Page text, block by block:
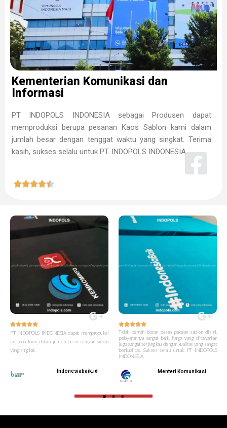
Kementerian Komunikasi dan
Informasi
PT INDOPOLS INDONESIA sebagai Produsen dapat
memproduksi berupa pesanan Kaos Sablon kami dalam
jumlah besar dengan tenggat waktu yang singkat. Terima
kasih, sukses selalu untuk PT. INDOPOLS INDONESIA


PT INDOPOLS INDONESIA dapat memproduksi
pesanan kami dalam jumlah besar dengan waktu
yang singkat.
Indonesiabaik.id

Tidak pernah bosan pesan pakaian sablon disini,
pelayanannya sangat baik, harga yang ditawarkan
juga sangat terjangkau dengan kualitas yang sangat
berkualitas. Sukses selalu untuk PT INDOPOLS
INDONESIA
Menteri Komunikasi